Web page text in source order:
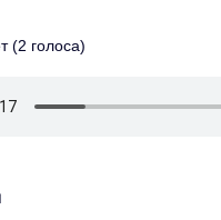
(2 голоса)